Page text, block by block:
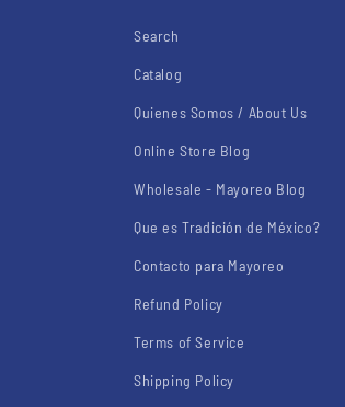
Search
Catalog
Quienes Somos / About Us
Online Store Blog
Wholesale - Mayoreo Blog
Que es Tradición de México?
Contacto para Mayoreo
Refund Policy
Terms of Service
Shipping Policy